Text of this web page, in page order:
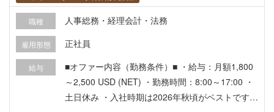
thương mại điện tử quy mô lớn ■ Môi trường hệ th
ống tài chính ngân hàng lớn (Mega Bank) ■ Xây d
liên quan đến công nghệ On-premise hoặc Cloud
trong môi trường hạ tầng như xây dựng hệ thống
quản lý kho, v.v.
職種 人事総務・経理会計・法務
雇用形態 正社員
給与
■オファー内容（勤務条件）■ ・給与：月額1,800
～2,500 USD (NET) ・勤務時間：8:00～17:00 ・
土日休み ・入社時期は2026年秋頃がベストです